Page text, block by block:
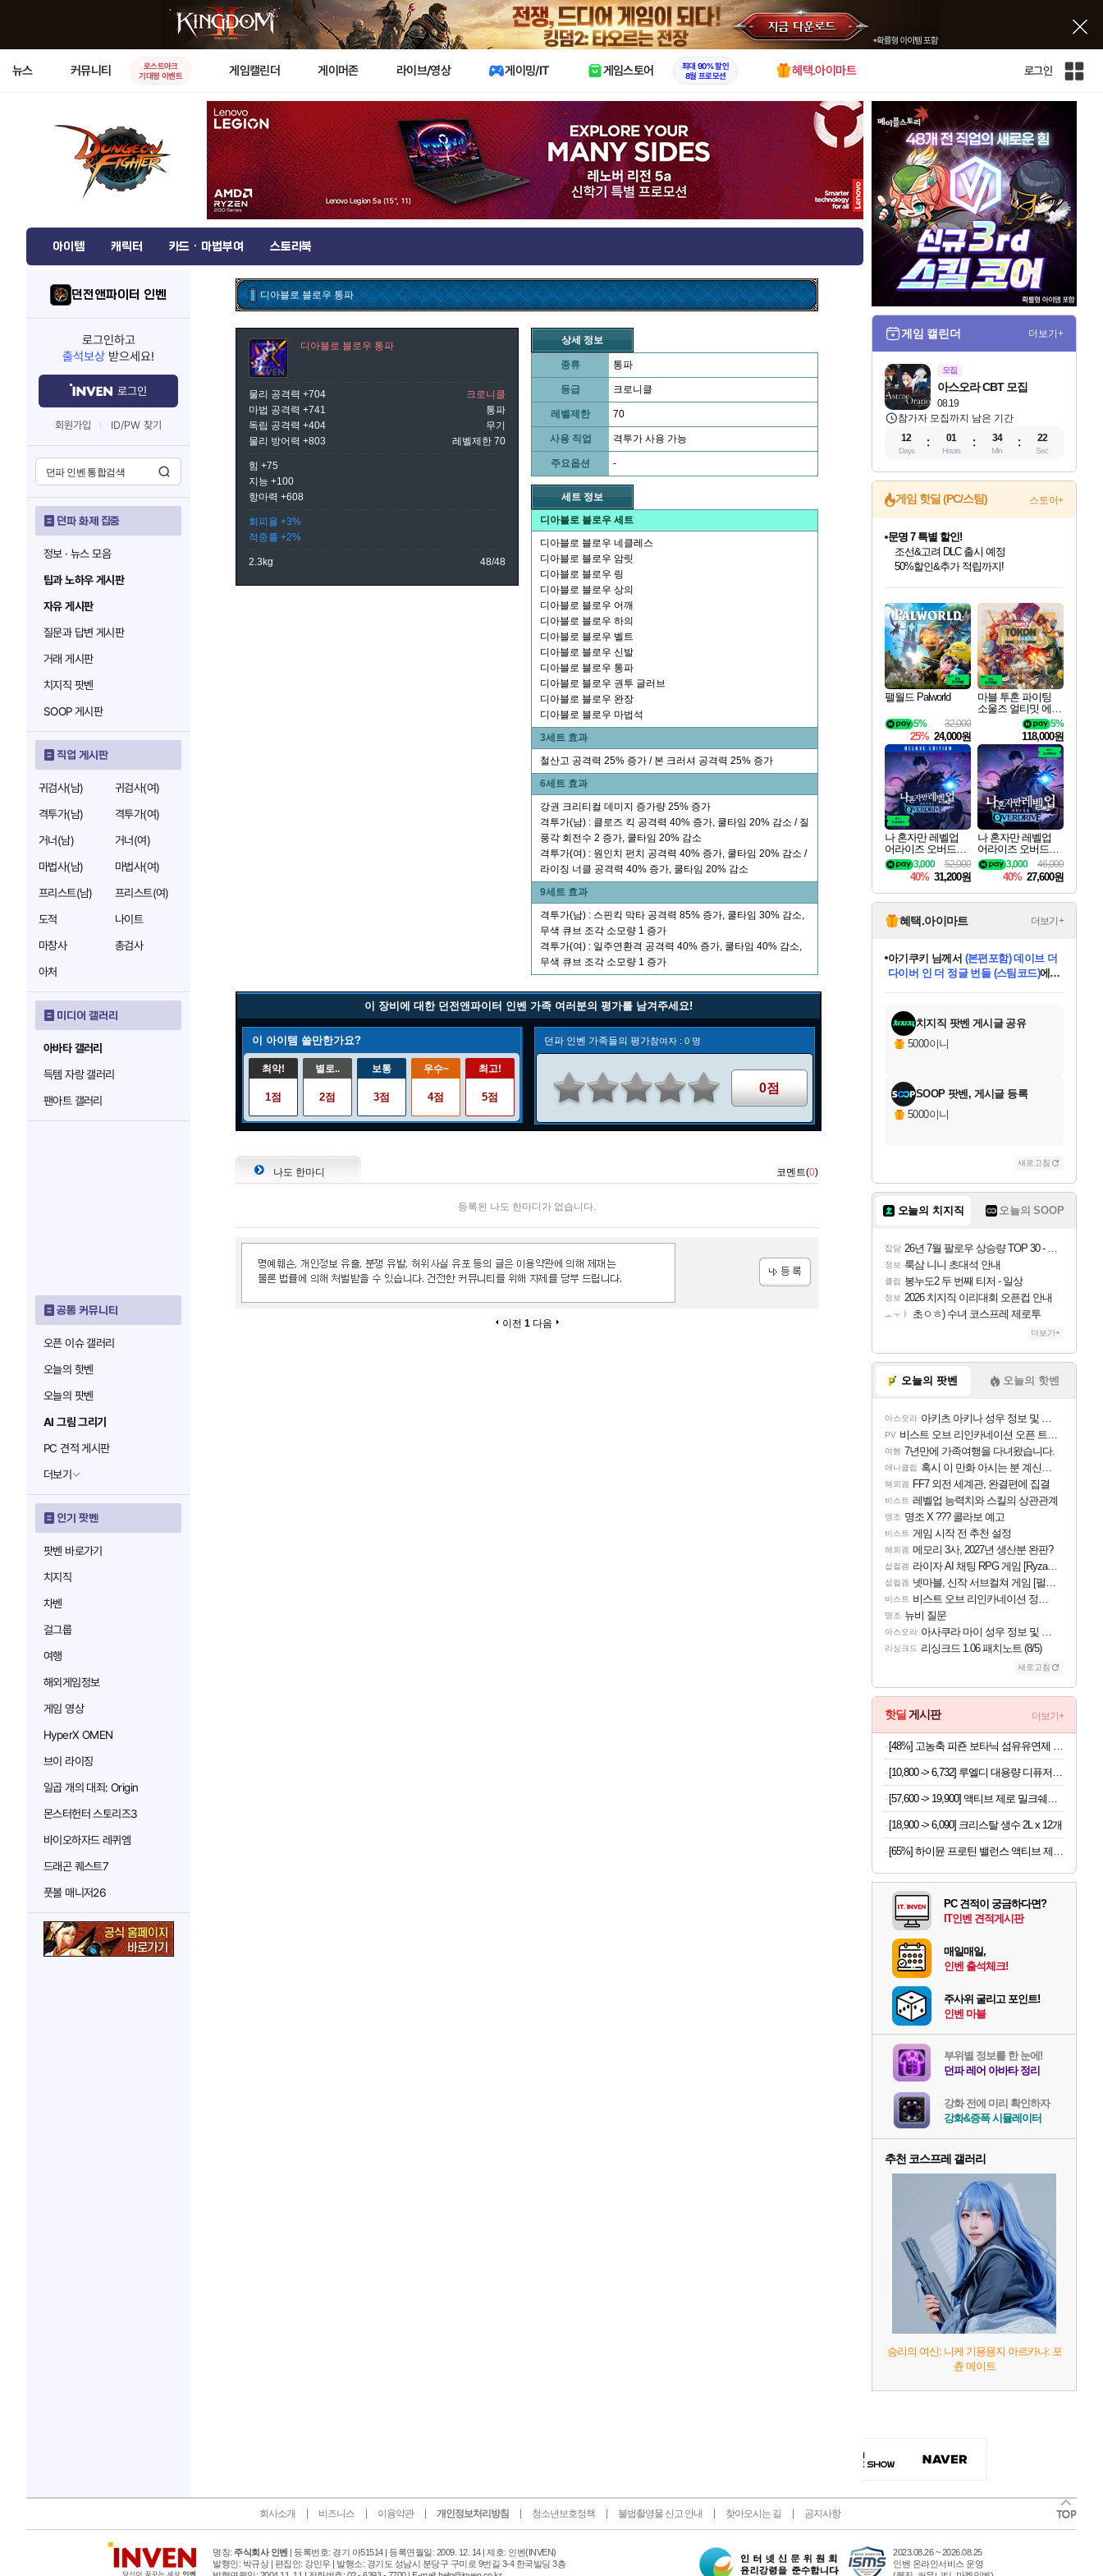
X
뉴스 커뮤니티
로스트아크
기대평 이벤트
게임캘린더 게이머존 라이브/영상 게이밍/IT 게임스토어
최대 90% 할인
8월 프로모션
혜택.아이마트 로그인
인
아이템 캐릭터 카드 · 마법부여 스토리북
던전앤파이터 인벤
로그인하고
출석보상 받으세요!
로그인
회원가입 ID/PW 찾기
던파 화제 집중
정보 · 뉴스 모음
팁과 노하우 게시판
자유 게시판
질문과 답변 게시판
거래 게시판
치지직 팟벤
SOOP 게시판
직업 게시판
귀검사(남)
귀검사(여)
격투가(남)
격투가(여)
거너(남)
거너(여)
마법사(남)
마법사(여)
프리스트(남)
프리스트(여)
도적
나이트
마창사
총검사
아처
미디어 갤러리
아바타 갤러리
득템 자랑 갤러리
팬아트 갤러리
공통 커뮤니티
오픈 이슈 갤러리
오늘의 핫벤
오늘의 팟벤
AI 그림 그리기
PC 견적 게시판
더보기
인기 팟벤
팟벤 바로가기
치지직
차벤
걸그룹
여행
해외게임정보
게임 영상
HyperX OMEN
브이 라이징
일곱 개의 대죄: Origin
몬스터헌터 스토리즈3
바이오하자드 레퀴엠
드래곤 퀘스트7
풋볼 매니저26
디아블로 블로우 통파
디아블로 블로우 통파
물리 공격력 +704
마법 공격력 +741
독립 공격력 +404
물리 방어력 +803
크로니클
통파
무기
레벨제한 70
힘 +75
지능 +100
항마력 +608
회피율 +3%
적중률 +2%
2.3kg 48/48
상세 정보
종류 통파
등급 크로니클
레벨제한 70
사용 직업 격투가 사용 가능
주요옵션 -
세트 정보
디아블로 블로우 세트
디아블로 블로우 네클레스
디아블로 블로우 암릿
디아블로 블로우 링
디아블로 블로우 상의
디아블로 블로우 어깨
디아블로 블로우 하의
디아블로 블로우 벨트
디아블로 블로우 신발
디아블로 블로우 통파
디아블로 블로우 권투 글러브
디아블로 블로우 완장
디아블로 블로우 마법석
3세트 효과
철산고 공격력 25% 증가 / 본 크러셔 공격력 25% 증가
6세트 효과
강권 크리티컬 데미지 증가량 25% 증가
격투가(남) : 클로즈 킥 공격력 40% 증가, 쿨타임 20% 감소 / 질
풍각 회전수 2 증가, 쿨타임 20% 감소
격투가(여) : 원인치 펀치 공격력 40% 증가, 쿨타임 20% 감소 /
라이징 너클 공격력 40% 증가, 쿨타임 20% 감소
9세트 효과
격투가(남) : 스핀킥 막타 공격력 85% 증가, 쿨타임 30% 감소,
무색 큐브 조각 소모량 1 증가
격투가(여) : 일주연환격 공격력 40% 증가, 쿨타임 40% 감소,
무색 큐브 조각 소모량 1 증가
이 장비에 대한 던전앤파이터 인벤 가족 여러분의 평가를 남겨주세요!
이 아이템 쓸만한가요?
최악!
1점
별로..
2점
보통
3점
우수~
4점
최고!
5점
던파 인벤 가족들의 평가참여자 : 0 명
0점
나도 한마디 코멘트(0)
등록된 나도 한마디가 없습니다.
이전 1 다음
게임 캘린더 더보기+
모집
08.19
아스오라 CBT 모집
참가자 모집까지 남은 기간
12
Days
01
Hours
34
Min
22
Sec
게임 핫딜 (PC/스팀) 스토어+
최대 90% 할인가를 만나보세요!
네이버혜택과 함께 만나보세요!
문명 7 특별 할인!
조선&고려 DLC 출시 예정
50%할인&추가 적립까지!
이니&베니 혜택까지!
네이버 혜택가와 함께 예약하세요!
할인&네이버혜택으로 만나보세요!
네이버페이 혜택과 만나보세요!
40주년 프로모션으로 만나보세요!
네이버 포인트 혜택까지!
할인가에 만나보세요!
일부 에디션 상시 할인!
혜택으로 예약 판매 중
편안하게 충전하세요
팰월드 Palworld
32,000
5%
25% 24,000원
마블 투혼 파이팅
소울즈 얼티밋 에디
션 예약구매 MARV
EL Tokon Fighting S
ouls Ultimate Edition
Pre-Purchase
5%
118,000원
나 혼자만 레벨업
어라이즈 오버드라
이브 디럭스 에디션
Solo Leveling Arise
Overdrive Deluxe Edi
tion
52,000
3,000
40% 31,200원
나 혼자만 레벨업
어라이즈 오버드라
이브 Solo Leveling A
rise
46,000
3,000
40% 27,600원
혜택.아이마트 더보기+
당첨되셨습니다.
아기쿠키 님께서 (본편포함) 데이브 더
다이버 인 더 정글 번들 (스팀코드)에
당첨되셨습니다.
당첨되셨습니다.
에디션 (스팀코드)를 교환.
당첨되셨습니다.
당첨되셨습니다.
당첨되셨습니다.
당첨되셨습니다.
치지직 팟벤 게시글 공유
5000이니
SOOP 팟벤, 게시글 등록
5000이니
새로고침
오늘의 치지직 오늘의 SOOP
잡담 26년 7월 팔로우 상승량 TOP 30 - 월간 치지직
정보 룩삼 니니 초대석 안내
클립 봉누도2 두 번째 티저 - 일상
정보 2026 치지직 이리대회 오픈컵 안내
ㅗㅜㅑ 초ㅇㅎ) 수녀 코스프레 제로투
더보기+
오늘의 팟벤 오늘의 핫벤
아스오라 아키츠 아키나 성우 정보 및 주요 필모
PV 비스트 오브 리인카네이션 오픈 트레일러
여행 7년만에 가족여행을 다녀왔습니다.
애니클립 혹시 이 만화 아시는 분 계신가요
해외겜 FF7 외전 세계관, 완결편에 집결
비스트 레벨업 능력치와 스킬의 상관관계
명조 명조 X ??? 콜라보 예고
비스트 게임 시작 전 추천 설정
해외겜 메모리 3사, 2027년 생산분 완판?
섭컬겜 라이자 AI 채팅 RPG 게임 [RyzaChat: AI] 공개
섭컬겜 넷마블, 신작 서브컬쳐 게임 [펄 인 블루] 티저 사이트 오픈
비스트 비스트 오브 리인카네이션 정보/공략글 모음
명조 뉴비 질문
아스오라 아사쿠라 마이 성우 정보 및 주요 필모
리싱크드 리싱크드 1.06 패치노트 (8/5)
새로고침
핫딜 게시판 더보기+
[18,900 -> 6,090] 크리스탈 생수 2L x 12개
[65%] 하이뮨 프로틴 밸런스 액티브 제로, 밀크쉐이크, 250ml, 18개
PC 견적이 궁금하다면?
IT인벤 견적게시판
매일매일,
인벤 출석체크!
주사위 굴리고 포인트!
인벤 마블
부위별 정보를 한 눈에!
던파 레어 아바타 정리
강화 전에 미리 확인하자
강화&증폭 시뮬레이터
추천 코스프레 갤러리
승리의 여신: 니케 기묭묭지 아르카나: 포
츈 메이트
회사소개 비즈니스 이용약관 개인정보처리방침 청소년보호정책 불법촬영물 신고 안내 찾아오시는 길 공지사항
명칭: 주식회사 인벤 | 등록번호: 경기 아51514 | 등록연월일: 2009. 12. 14 | 제호: 인벤 (INVEN)
발행인: 박규상 | 편집인: 강민우 | 발행소: 경기도 성남시 분당구 구미로 9번길 3-4 한국빌딩 3층
터
2023.08.26 ~ 2026.08.25
인벤 온라인서비스 운영